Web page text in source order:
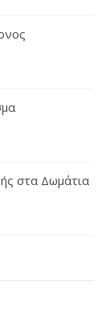
στα Δωμάτια